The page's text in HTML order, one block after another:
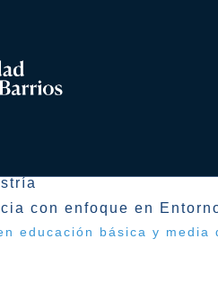
con enfoque en
educación básica y